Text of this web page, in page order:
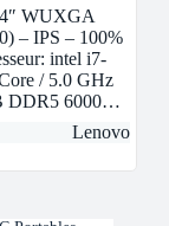
Ram | intel
SSD
WUXGA
– IPS – 100%
intel i7-
/ 5.0 GHz
DDR5 6000…
Lenovo